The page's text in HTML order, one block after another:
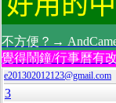
不方便？→
覺得鬧鐘/行事曆有
e201302012123@gmail.com
3